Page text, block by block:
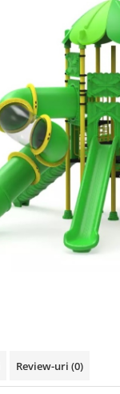
Review-uri (0)